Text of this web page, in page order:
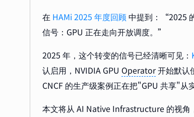
在 HAMi 2025 年度回顾中提到：“2025
信号：GPU 正在走向开放调度。”
2025 年，这个转变的信号已经清晰可见：
认启用，NVIDIA GPU Operator开始默认
CNCF 的生产级案例正在把"GPU 共享"从
本文将从 AI Native Infrastructure 的视角